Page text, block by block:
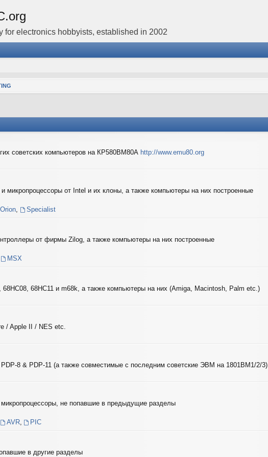
for electronics hobbyists, established in 2002
советских компьютеров на КР580ВМ80А http://www.emu80.org
микропроцессоры от Intel и их клоны, а также компьютеры на них построенные
Orion, Specialist
от фирмы Zilog, а также компьютеры на них построенные
MSX
68HC08, 68HC11 и m68k, а также компьютеры на них (Amiga, Macintosh, Palm etc.)
/ Apple II / NES etc.
PDP-8 & PDP-11 (а также совместимые с последним советские ЭВМ на 1801ВМ1/2/3)
микропроцессоры, не попавшие в предыдущие разделы
AVR, PIC
в другие разделы